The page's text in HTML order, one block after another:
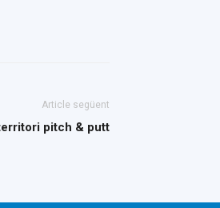
Article següent
pitch & putt